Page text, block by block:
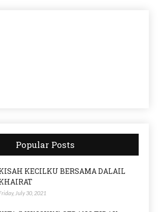
Popular Posts
KECILKU BERSAMA DALAIL
July 30, 2021